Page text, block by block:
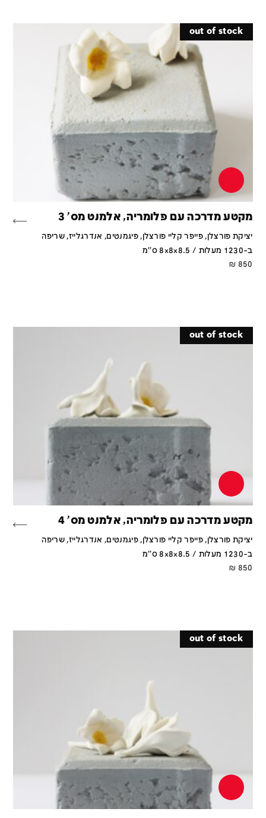
out of stock
מקטע מדרכה עם פלומריה, אלמנט מס' 3
יציקת פורצלן, פייפר קליי פורצלן, פיגמנטים, אנדרגלייז, שריפה
ב-1230 מעלות / 8x8x8.5 ס''מ
850
₪
out of stock
מקטע מדרכה עם פלומריה, אלמנט מס' 4
יציקת פורצלן, פייפר קליי פורצלן, פיגמנטים, אנדרגלייז, שריפה
ב-1230 מעלות / 8x8x8.5 ס''מ
850
₪
out of stock